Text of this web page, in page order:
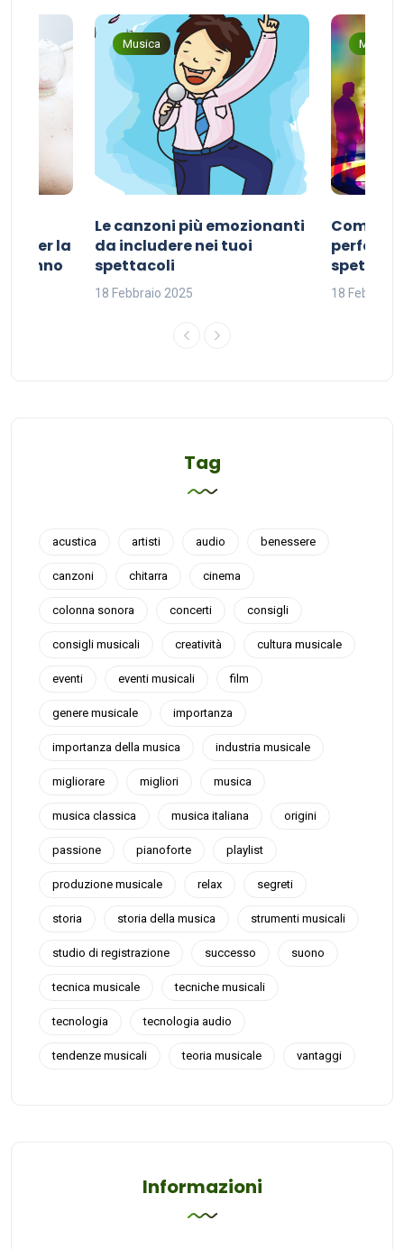
per la
sonno
Musica
Le canzoni più emozionanti
da includere nei tuoi
spettacoli
18 Febbraio 2025
Musica
Come
perfetta
18 Febbraio
Tag
acustica artisti audio benessere
canzoni chitarra cinema
colonna sonora concerti consigli
consigli musicali creatività cultura musicale
eventi eventi musicali film
genere musicale importanza
importanza della musica industria musicale
migliorare migliori musica
musica classica musica italiana origini
passione pianoforte playlist
produzione musicale relax segreti
storia storia della musica strumenti musicali
studio di registrazione successo suono
tecnica musicale tecniche musicali
tecnologia tecnologia audio
tendenze musicali teoria musicale vantaggi
Informazioni